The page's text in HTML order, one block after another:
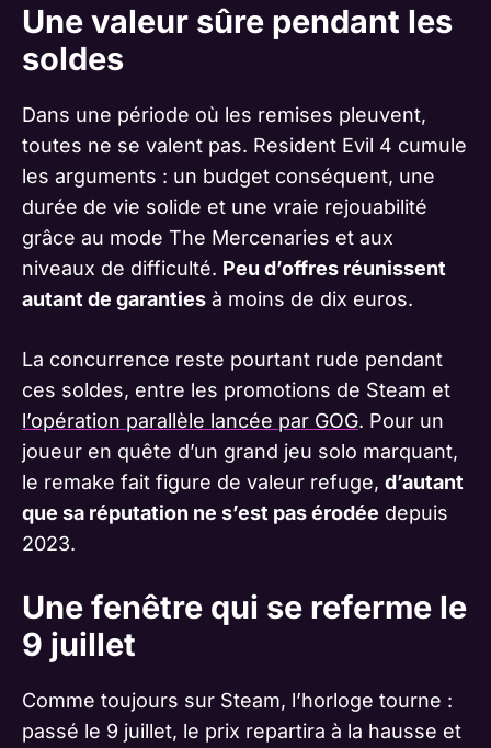
Une valeur sûre pendant les
soldes
Dans une période où les remises pleuvent,
toutes ne se valent pas. Resident Evil 4 cumule
les arguments : un budget conséquent, une
durée de vie solide et une vraie rejouabilité
grâce au mode The Mercenaries et aux
niveaux de difficulté. Peu d’offres réunissent
autant de garanties à moins de dix euros.
La concurrence reste pourtant rude pendant
ces soldes, entre les promotions de Steam et
l’opération parallèle lancée par GOG. Pour un
joueur en quête d’un grand jeu solo marquant,
le remake fait figure de valeur refuge, d’autant
que sa réputation ne s’est pas érodée depuis
2023.
Une fenêtre qui se referme le
9 juillet
Comme toujours sur Steam, l’horloge tourne :
passé le 9 juillet, le prix repartira à la hausse et